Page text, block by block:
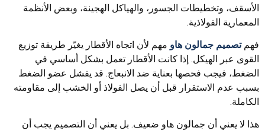
الأسقف، وتخطيطات الجسور، والهياكل الهجينة، وبعض الأنظمة
المعمارية الفولاذية.
فهمتصميم جمالون هاو مهم لأن اتجاه الأقطار يغيّر طريقة توزيع
القوى عبر الهيكل. إذا كانت الأقطار تعمل بشكل أساسي في
الضغط، فيجب فحصها بعناية ضد الانبعاج. قد يفشل عضو الضغط
بسبب عدم الاستقرار قبل أن يصل الفولاذ أو الخشب إلى مقاومته
الكاملة.
هذا لا يعني أن جمالون هاو ضعيف. بل يعني أن التصميم يجب أن